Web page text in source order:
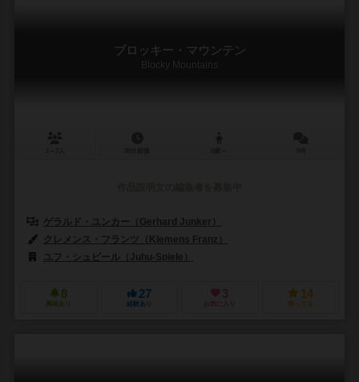
ブロッキー・マウンテン
Blocky Mountains
ゲラルド・ユンカー（Gerhard Junker）
クレメンス・フランツ（Klemens Franz）
ユフ・シュピール（Juhu-Spiele）
8
興味あり
27
経験あり
3
お気に入り
14
持ってる